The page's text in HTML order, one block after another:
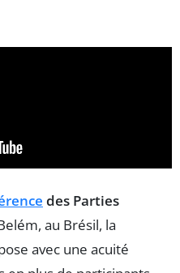
des Parties
au Brésil, la
avec une acuité